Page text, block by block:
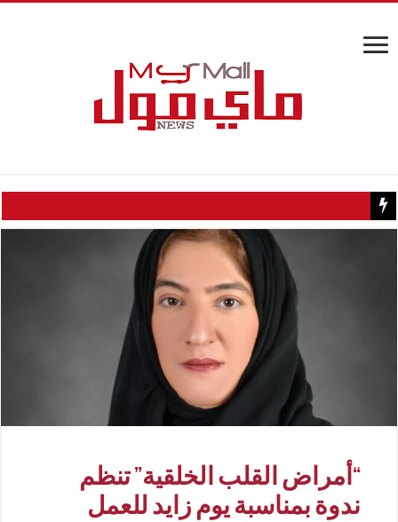
كيف تسبب سائح كويتي في إغلاق منزل عبدالحليم حافظ ومنع
“أمراض القلب الخلقية” تنظم
ندوة بمناسبة يوم زايد للعمل